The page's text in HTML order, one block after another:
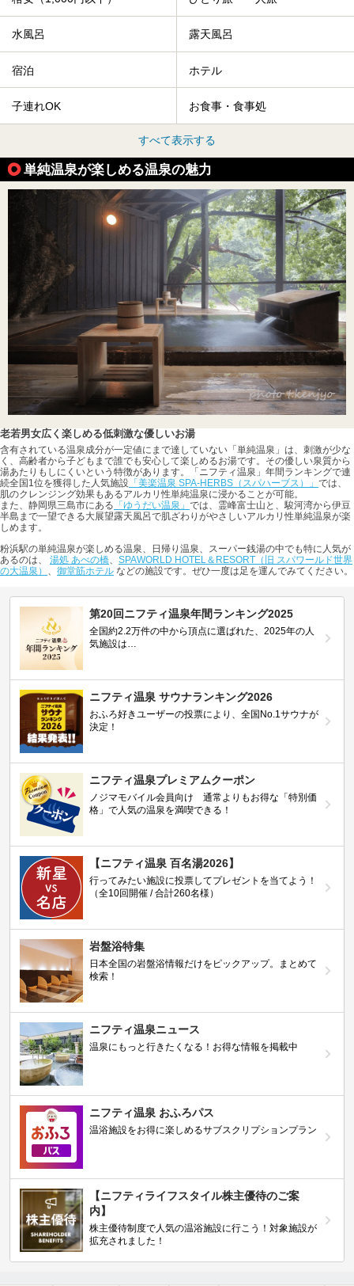
水風呂 露天風呂
宿泊 ホテル
子連れOK お食事・食事処
すべて表示する
単純温泉が楽しめる温泉の魅力
老若男女広く楽しめる低刺激な優しいお湯
含有されている温泉成分が一定値にまで達していない「単純温泉」は、刺激が少な
く、高齢者から子どもまで誰でも安心して楽しめるお湯です。その優しい泉質から
湯あたりもしにくいという特徴があります。「ニフティ温泉」年間ランキングで連
続全国1位を獲得した人気施設 「美楽温泉 SPA-HERBS（スパハーブス）」 では、
肌のクレンジング効果もあるアルカリ性単純温泉に浸かることが可能。
また、静岡県三島市にある 「ゆうだい温泉」 では、霊峰富士山と、駿河湾から伊豆
半島まで一望できる大展望露天風呂で肌ざわりがやさしいアルカリ性単純温泉が楽
しめます。
粉浜駅の単純温泉が楽しめる温泉、日帰り温泉、スーパー銭湯の中でも特に人気が
あるのは、 湯処 あべの橋、 SPAWORLD HOTEL＆RESORT（旧 スパワールド世界
の大温泉） 、 御堂筋ホテル などの施設です。ぜひ一度は足を運んでみてください。
第20回ニフティ温泉年間ランキング2025
全国約2.2万件の中から頂点に選ばれた、2025年の人
気施設は…
ニフティ温泉 サウナランキング2026
おふろ好きユーザーの投票により、全国No.1サウナが
決定！
ニフティ温泉プレミアムクーポン
ノジマモバイル会員向け 通常よりもお得な「特別価
格」で人気の温泉を満喫できる！
【ニフティ温泉 百名湯2026】
行ってみたい施設に投票してプレゼントを当てよう！
（全10回開催 / 合計260名様）
岩盤浴特集
日本全国の岩盤浴情報だけをピックアップ。まとめて
検索！
ニフティ温泉ニュース
温泉にもっと行きたくなる！お得な情報を掲載中
ニフティ温泉 おふろパス
温浴施設をお得に楽しめるサブスクリプションプラン
【ニフティライフスタイル株主優待のご案
内】
株主優待制度で人気の温浴施設に行こう！対象施設が
拡充されました！